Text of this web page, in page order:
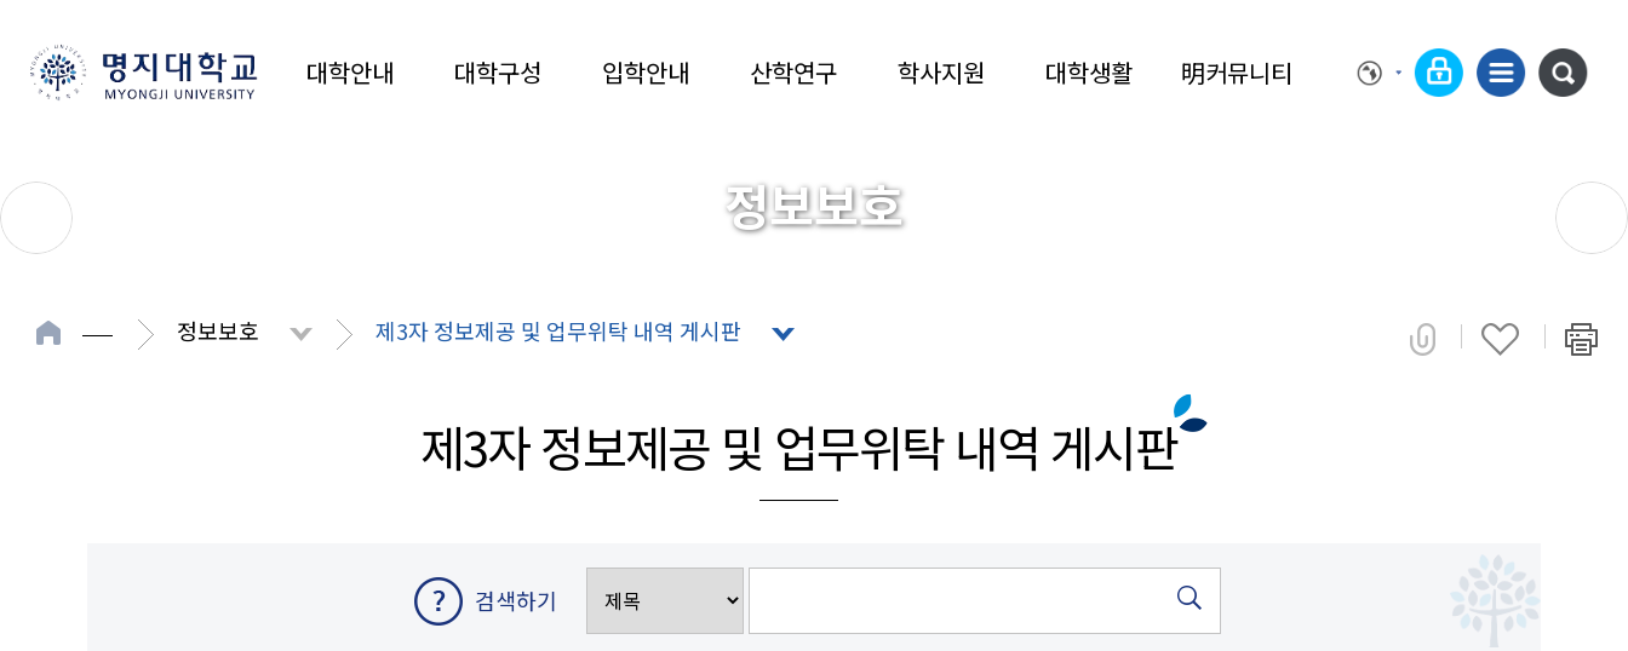
대학안내 대학구성 입학안내 산학연구 학사지원 대학생활 明커뮤니티
정보보호
정보보호 제3자 정보제공 및 업무위탁 내역 게시판
제3자 정보제공 및 업무위탁 내역 게시판
검색하기